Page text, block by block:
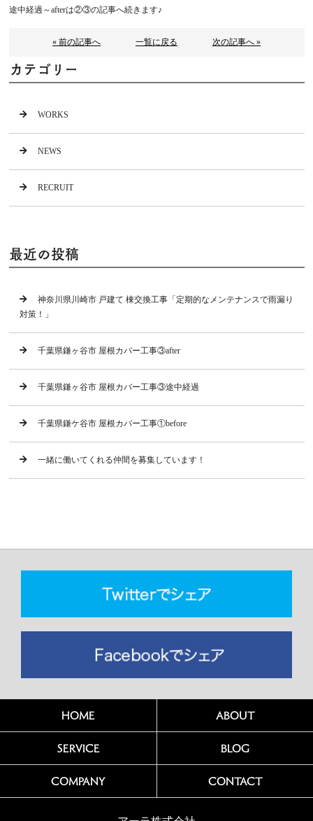
途中経過～afterは②③の記事へ続きます♪
« 前の記事へ 一覧に戻る 次の記事へ »
カテゴリー
WORKS
NEWS
RECRUIT
最近の投稿
神奈川県川崎市 戸建て 棟交換工事「定期的なメンテナンスで雨漏り
対策！」
千葉県鎌ヶ谷市 屋根カバー工事③after
千葉県鎌ヶ谷市 屋根カバー工事③途中経過
千葉県鎌ケ谷市 屋根カバー工事①before
一緒に働いてくれる仲間を募集しています！
HOME ABOUT
SERVICE BLOG
COMPANY CONTACT